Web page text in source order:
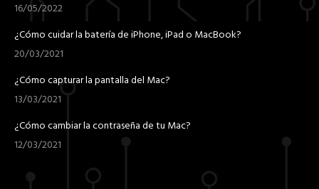
16/05/2022
¿Cómo cuidar la batería de iPhone, iPad o MacBook?
20/03/2021
¿Cómo capturar la pantalla del Mac?
13/03/2021
¿Cómo cambiar la contraseña de tu Mac?
12/03/2021